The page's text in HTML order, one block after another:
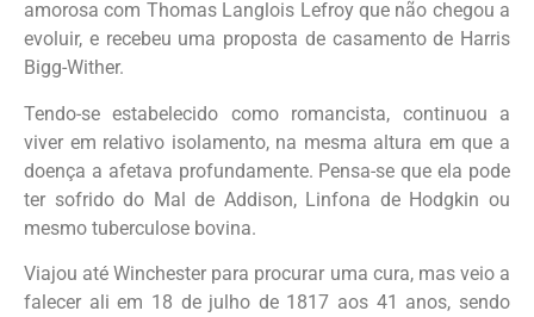
amorosa com Thomas Langlois Lefroy que não chegou a
evoluir, e recebeu uma proposta de casamento de Harris
Bigg-Wither.
Tendo-se estabelecido como romancista, continuou a
viver em relativo isolamento, na mesma altura em que a
doença a afetava profundamente. Pensa-se que ela pode
ter sofrido do Mal de Addison, Linfona de Hodgkin ou
mesmo tuberculose bovina.
Viajou até Winchester para procurar uma cura, mas veio a
falecer ali em 18 de julho de 1817 aos 41 anos, sendo